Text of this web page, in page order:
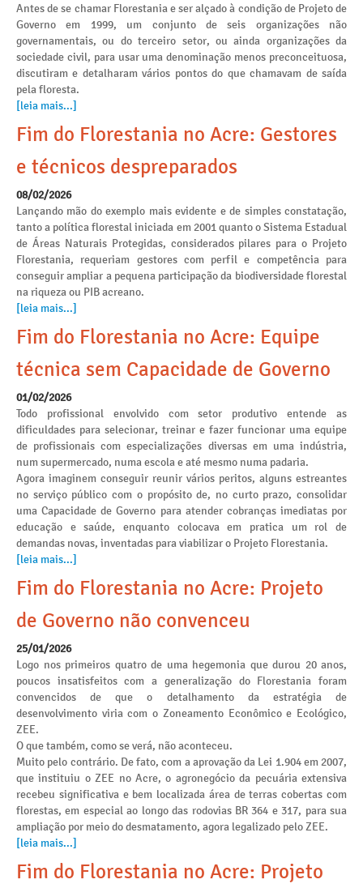
Antes de se chamar Florestania e ser alçado à condição de Projeto de
Governo em 1999, um conjunto de seis organizações não
governamentais, ou do terceiro setor, ou ainda organizações da
sociedade civil, para usar uma denominação menos preconceituosa,
discutiram e detalharam vários pontos do que chamavam de saída
pela floresta.
[leia mais...]
Fim do Florestania no Acre: Gestores
e técnicos despreparados
08/02/2026
Lançando mão do exemplo mais evidente e de simples constatação,
tanto a política florestal iniciada em 2001 quanto o Sistema Estadual
de Áreas Naturais Protegidas, considerados pilares para o Projeto
Florestania, requeriam gestores com perfil e competência para
conseguir ampliar a pequena participação da biodiversidade florestal
na riqueza ou PIB acreano.
[leia mais...]
Fim do Florestania no Acre: Equipe
técnica sem Capacidade de Governo
01/02/2026
Todo profissional envolvido com setor produtivo entende as
dificuldades para selecionar, treinar e fazer funcionar uma equipe
de profissionais com especializações diversas em uma indústria,
num supermercado, numa escola e até mesmo numa padaria.
Agora imaginem conseguir reunir vários peritos, alguns estreantes
no serviço público com o propósito de, no curto prazo, consolidar
uma Capacidade de Governo para atender cobranças imediatas por
educação e saúde, enquanto colocava em pratica um rol de
demandas novas, inventadas para viabilizar o Projeto Florestania.
[leia mais...]
Fim do Florestania no Acre: Projeto
de Governo não convenceu
25/01/2026
Logo nos primeiros quatro de uma hegemonia que durou 20 anos,
poucos insatisfeitos com a generalização do Florestania foram
convencidos de que o detalhamento da estratégia de
desenvolvimento viria com o Zoneamento Econômico e Ecológico,
ZEE.
O que também, como se verá, não aconteceu.
Muito pelo contrário. De fato, com a aprovação da Lei 1.904 em 2007,
que instituiu o ZEE no Acre, o agronegócio da pecuária extensiva
recebeu significativa e bem localizada área de terras cobertas com
florestas, em especial ao longo das rodovias BR 364 e 317, para sua
ampliação por meio do desmatamento, agora legalizado pelo ZEE.
[leia mais...]
Fim do Florestania no Acre: Projeto